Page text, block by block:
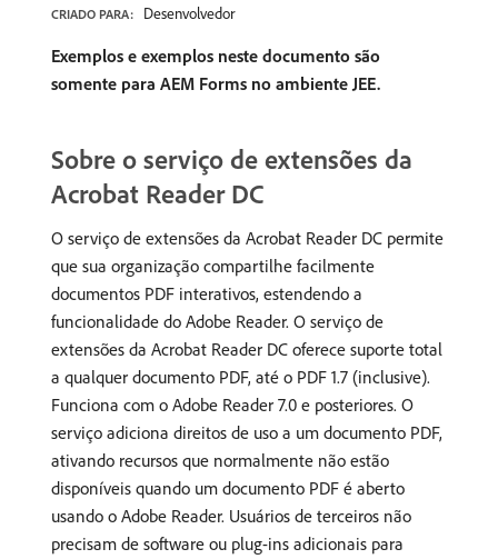
CRIADO PARA: Desenvolvedor
Exemplos e exemplos neste documento são
somente para AEM Forms no ambiente JEE.
Sobre o serviço de extensões da
Acrobat Reader DC
O serviço de extensões da Acrobat Reader DC permite
que sua organização compartilhe facilmente
documentos PDF interativos, estendendo a
funcionalidade do Adobe Reader. O serviço de
extensões da Acrobat Reader DC oferece suporte total
a qualquer documento PDF, até o PDF 1.7 (inclusive).
Funciona com o Adobe Reader 7.0 e posteriores. O
serviço adiciona direitos de uso a um documento PDF,
ativando recursos que normalmente não estão
disponíveis quando um documento PDF é aberto
usando o Adobe Reader. Usuários de terceiros não
precisam de software ou plug-ins adicionais para